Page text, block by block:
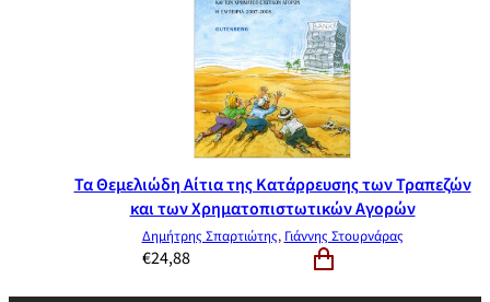
Τα Θεμελιώδη Αίτια της Κατάρρευσης των Τραπεζών
και των Χρηματοπιστωτικών Αγορών
Δημήτρης Σπαρτιώτης, Γιάννης Στουρνάρας
€24,88